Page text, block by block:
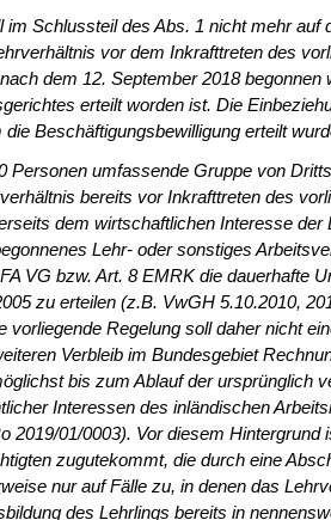
Schlussteil des Abs. 1 nicht mehr
vor dem Inkrafttreten des
dem 12. Septem­ber 2018
erteilt worden ist. Die
Beschäftigungsbewilligung erteilt
Per­sonen umfassende Gruppe von
bereits vor Inkrafttreten des
dem wirtschaftlichen Interesse
Lehr- oder sonstiges
VG bzw. Art. 8 EMRK die dauerhafte
zu erteilen (z.B. VwGH 5.10.2010,
Regelung soll daher nicht
Verbleib im Bundesgebiet
bis zum Ablauf der
Interessen des inländischen
2019/01/0003). Vor diesem
zugutekommt, die durch eine
nur auf Fälle zu, in denen das
des Lehrlings bereits in